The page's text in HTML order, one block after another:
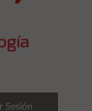
Sesión